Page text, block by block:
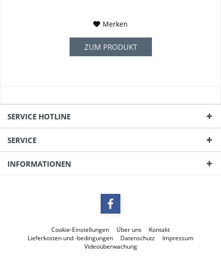
Merken
ZUM PRODUKT
SERVICE HOTLINE
SERVICE
INFORMATIONEN
Cookie-Einstellungen Über uns
Kontakt
Lieferkosten und -bedingungen
Datenschutz
Impressum
Videoüberwachung